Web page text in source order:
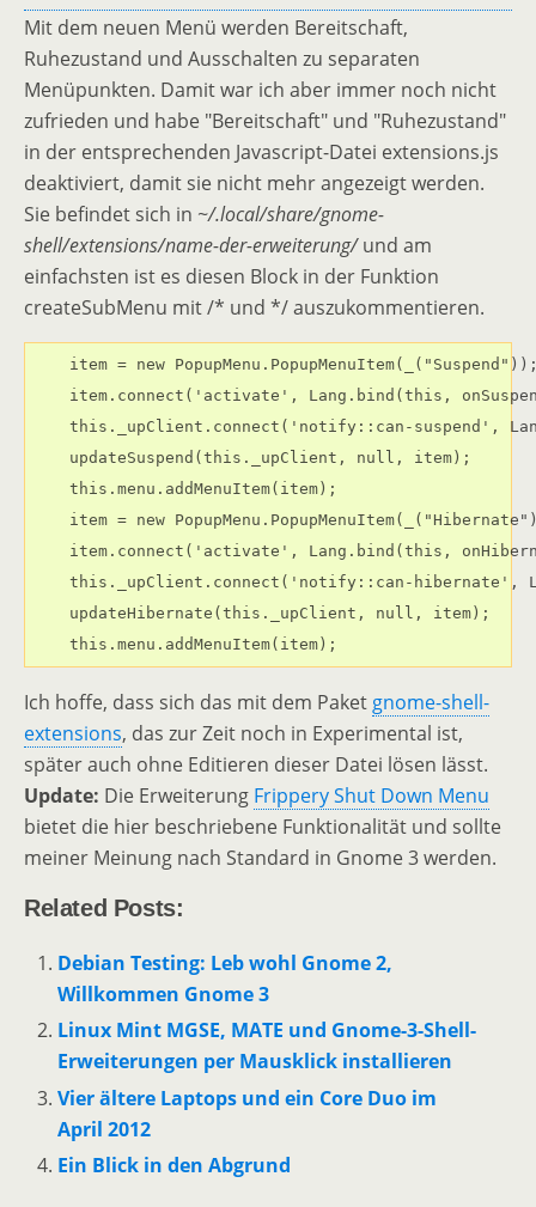
Mit dem neuen Menü werden Bereitschaft,
Ruhezustand und Ausschalten zu separaten
Menüpunkten. Damit war ich aber immer noch nicht
zufrieden und habe "Bereitschaft" und "Ruhezustand"
in der entsprechenden Javascript-Datei extensions.js
deaktiviert, damit sie nicht mehr angezeigt werden.
Sie befindet sich in ~/.local/share/gnome-
shell/extensions/name-der-erweiterung/und am
einfachsten ist es diesen Block in der Funktion
createSubMenu mit /* und */ auszukommentieren.
item = new
item.connect('activate', Lang.bind(this,
this._upClient.connect('notify::can-suspend',
    updateSuspend(this._upClient, null, item);
    this.menu.addMenuItem(item);
item = new
item.connect('activate', Lang.bind(this,
this._upClient.connect('notify::can-hibernate',
    updateHibernate(this._upClient, null, item);
    this.menu.addMenuItem(item);
Ich hoffe, dass sich das mit dem Paket gnome-shell-
extensions, das zur Zeit noch in Experimental ist,
später auch ohne Editieren dieser Datei lösen lässt.
Update: Die Erweiterung Frippery Shut Down Menu
bietet die hier beschriebene Funktionalität und sollte
meiner Meinung nach Standard in Gnome 3 werden.
Related Posts:
Debian Testing: Leb wohl Gnome 2,
Willkommen Gnome 3
Linux Mint MGSE, MATE und Gnome-3-Shell-
Erweiterungen per Mausklick installieren
Vier ältere Laptops und ein Core Duo im
April 2012
Ein Blick in den Abgrund